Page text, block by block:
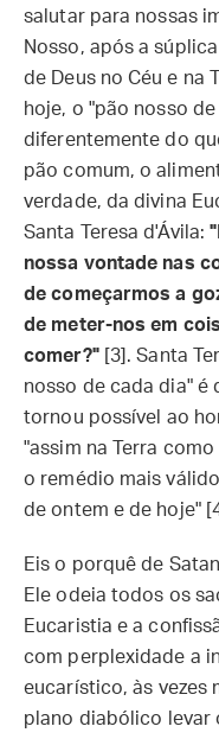
salutar para nossas
Nosso, após a
de Deus no Céu e na
hoje, o "pão nosso
diferentemente do
pão comum, o
verdade, da divina
Santa Teresa d'Ávila:
nossa vontade nas
de começarmos a
de meter-nos em
comer?"[3]. Santa
nosso de cada dia" é
tornou possível ao
"assim na Terra
o remédio mais
de ontem e de hoje"
Eis o porquê de
Ele odeia todos os
Eucaristia e a
com perplexidade a
eucarístico, às vezes
plano diabólico levar